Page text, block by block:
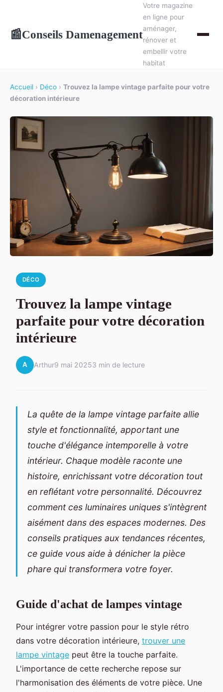
📰Conseils Damenagement
Votre magazine
en ligne pour
aménager,
rénover et
embellir votre
habitat
Accueil › Déco › Trouvez la lampe vintage parfaite pour votre
décoration intérieure
DÉCO
Trouvez la lampe vintage
parfaite pour votre décoration
intérieure
A Arthur9 mai 20253 min de lecture
La quête de la lampe vintage parfaite allie
style et fonctionnalité, apportant une
touche d'élégance intemporelle à votre
intérieur. Chaque modèle raconte une
histoire, enrichissant votre décoration tout
en reflétant votre personnalité. Découvrez
comment ces luminaires uniques s'intègrent
aisément dans des espaces modernes. Des
conseils pratiques aux tendances récentes,
ce guide vous aide à dénicher la pièce
phare qui transformera votre foyer.
Guide d'achat de lampes vintage
Pour intégrer votre passion pour le style rétro
dans votre décoration intérieure, trouver une
lampe vintage peut être la touche parfaite.
L'importance de cette recherche repose sur
l'harmonisation des éléments de votre pièce. Une